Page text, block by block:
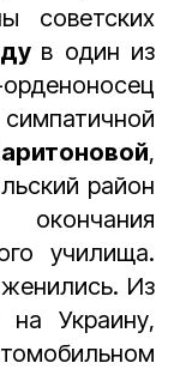
советских
в один из
,
район
училища.
Из
на Украину,